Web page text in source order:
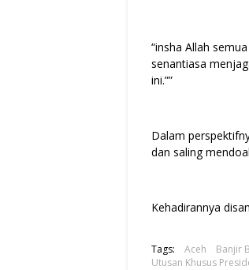
“insha Allah
senantiasa
ini.””
Dalam
dan saling
Kehadirannya
Tags: Aceh Banjir
Utusan Khusus